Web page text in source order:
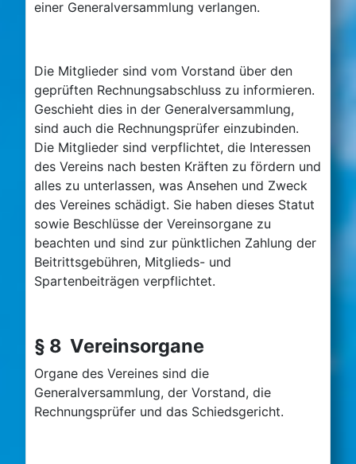
einer Generalversammlung verlangen.
Die Mitglieder sind vom Vorstand über den
geprüften Rechnungsabschluss zu informieren.
Geschieht dies in der Generalversammlung,
sind auch die Rechnungsprüfer einzubinden.
Die Mitglieder sind verpflichtet, die Interessen
des Vereins nach besten Kräften zu fördern und
alles zu unterlassen, was Ansehen und Zweck
des Vereines schädigt. Sie haben dieses Statut
sowie Beschlüsse der Vereinsorgane zu
beachten und sind zur pünktlichen Zahlung der
Beitrittsgebühren, Mitglieds- und
Spartenbeiträgen verpflichtet.
§ 8 Vereinsorgane
Organe des Vereines sind die
Generalversammlung, der Vorstand, die
Rechnungsprüfer und das Schiedsgericht.